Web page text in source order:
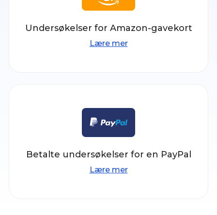
Undersøkelser for Amazon-gavekort
Lære mer
Betalte undersøkelser for en PayPal
Lære mer